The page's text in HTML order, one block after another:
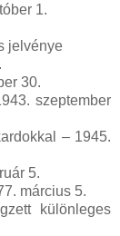
1.
jelvénye
30.
szeptember
– 1945.
5.
március 5.
különleges